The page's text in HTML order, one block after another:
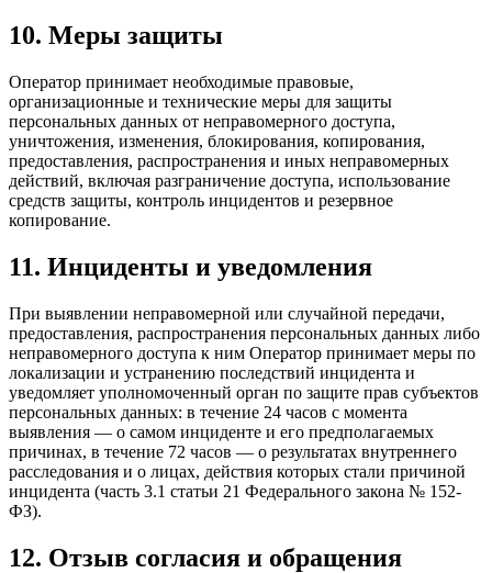
10. Меры защиты
Оператор принимает необходимые правовые,
организационные и технические меры для защиты
персональных данных от неправомерного доступа,
уничтожения, изменения, блокирования, копирования,
предоставления, распространения и иных неправомерных
действий, включая разграничение доступа, использование
средств защиты, контроль инцидентов и резервное
копирование.
11. Инциденты и уведомления
При выявлении неправомерной или случайной передачи,
предоставления, распространения персональных данных либо
неправомерного доступа к ним Оператор принимает меры по
локализации и устранению последствий инцидента и
уведомляет уполномоченный орган по защите прав субъектов
персональных данных: в течение 24 часов с момента
выявления — о самом инциденте и его предполагаемых
причинах, в течение 72 часов — о результатах внутреннего
расследования и о лицах, действия которых стали причиной
инцидента (часть 3.1 статьи 21 Федерального закона № 152-
ФЗ).
12. Отзыв согласия и обращения